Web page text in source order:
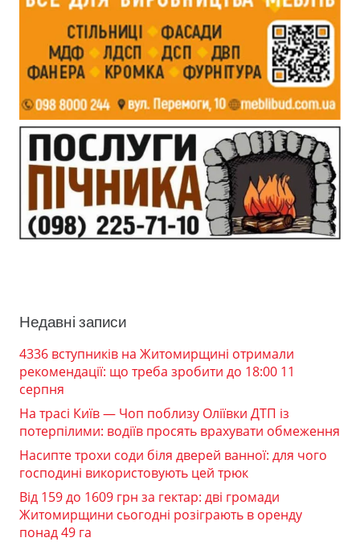
Недавні записи
4336 вступників на Житомирщині отримали
рекомендації: що треба зробити до 18:00 11
серпня
На трасі Київ — Чоп поблизу Оліївки ДТП із
потерпілими: водіїв просять врахувати обмеження
Насипте трохи соди біля дверей ванної: для чого
господині використовують цей трюк
Від 159 до 1609 грн за гектар: дві громади
Житомирщини сьогодні розіграють в оренду
понад 49 га